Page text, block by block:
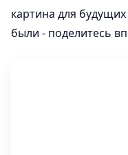
картина для
были - поделитесь